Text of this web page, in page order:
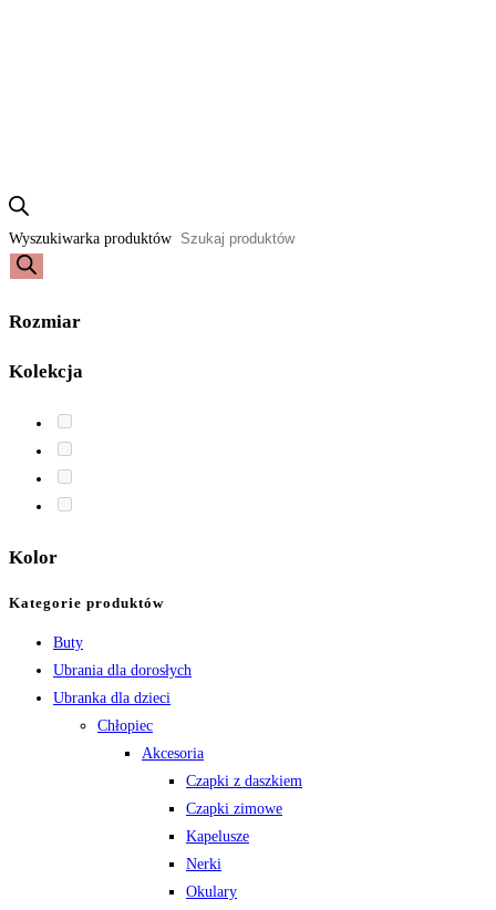
Wyszukiwarka produktów
Rozmiar
Kolekcja
Kolor
Kategorie produktów
Buty
Ubrania dla dorosłych
Ubranka dla dzieci
Chłopiec
Akcesoria
Czapki z daszkiem
Czapki zimowe
Kapelusze
Nerki
Okulary